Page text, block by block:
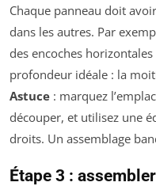
Chaque panneau doit
dans les autres. Par
des encoches
profondeur idéale : la
Astuce : marquez
découper, et utilisez une
droits. Un assemblage
Étape 3 :